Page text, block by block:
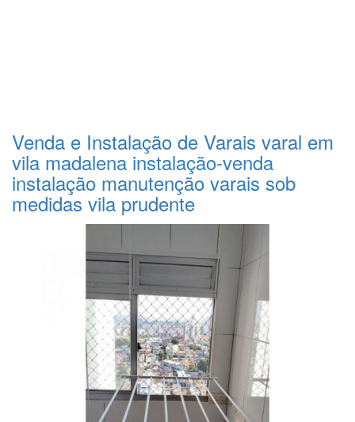
Venda e Instalação de Varais varal em
vila madalena instalação-venda
instalação manutenção varais sob
medidas vila prudente